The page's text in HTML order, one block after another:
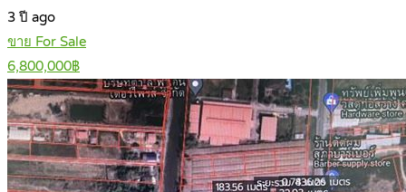
3 ปี ago
ขาย For Sale
6,800,000฿